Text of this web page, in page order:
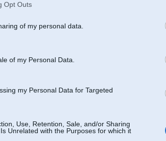
Opt Outs
of my personal data.
of my Personal Data.
my Personal Data for Targeted
Use, Retention, Sale, and/or Sharing
Unrelated with the Purposes for which it